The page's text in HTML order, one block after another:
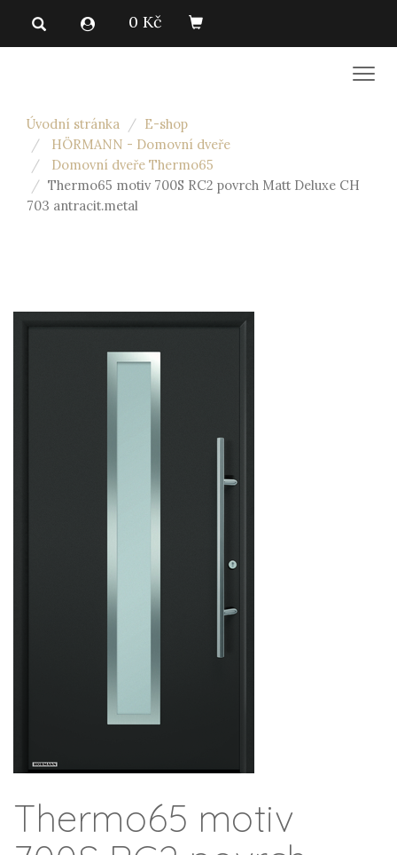
0 Kč
Úvodní stránka
E-shop
HÖRMANN - Domovní dveře
Domovní dveře Thermo65
Thermo65 motiv 700S RC2 povrch Matt Deluxe CH
703 antracit.metal
Thermo65 motiv